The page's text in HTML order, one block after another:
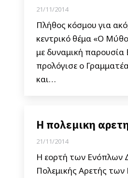
21/11/2014
Πλήθος κόσμου για
κεντρικό θέμα «Ο
με δυναμική
προλόγισε ο
και…
Η πολεμικη
21/11/2014
Η εορτή των Ενόπλων
Πολεμικής Αρετής των